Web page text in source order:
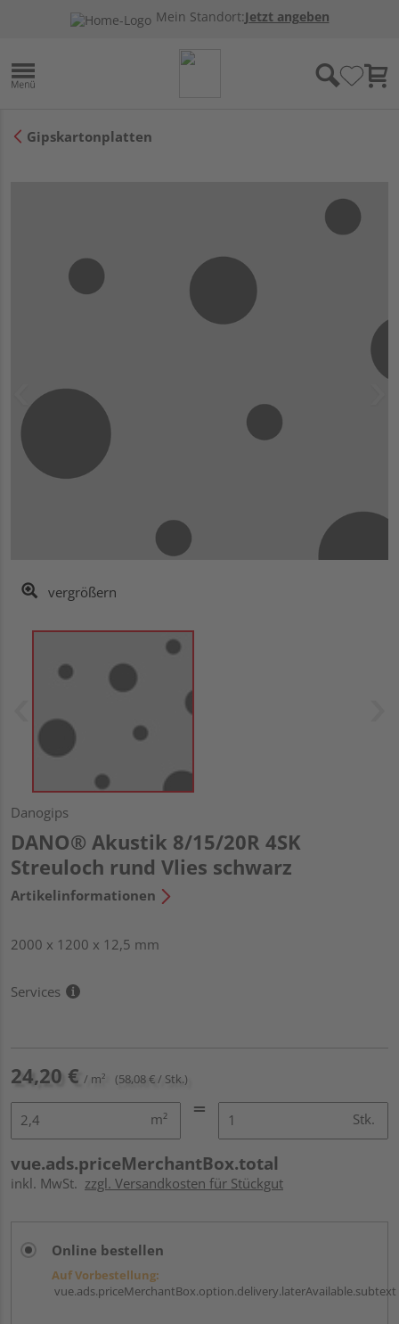
Mein Standort:Jetzt angeben
Gipskartonplatten
vergrößern
Danogips
DANO® Akustik 8/15/20R 4SK
Streuloch rund Vlies schwarz
Artikelinformationen
2000 x 1200 x 12,5 mm
Services
24,20 € / m² (58,08 € / Stk.)
m² Stk.
vue.ads.priceMerchantBox.total
inkl. MwSt. zzgl. Versandkosten für Stückgut
Online bestellen
Auf Vorbestellung:
vue.ads.priceMerchantBox.option.delivery.laterAvailable.subtext